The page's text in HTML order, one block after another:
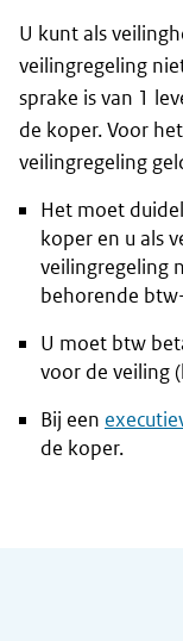
U kunt als
veilingregeling
sprake is van 1
de koper. Voor
veilingregeling
Het moet
koper en u als
veilingregeling
behorende
U moet btw
voor de veiling
Bij een
de koper.